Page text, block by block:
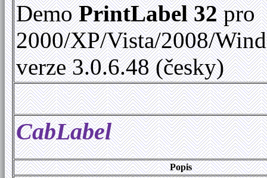
DemoPrintLabel 32pro
2000/XP/Vista/2008/
verze 3.0.6.48 (česky)
CabLabel
Popis